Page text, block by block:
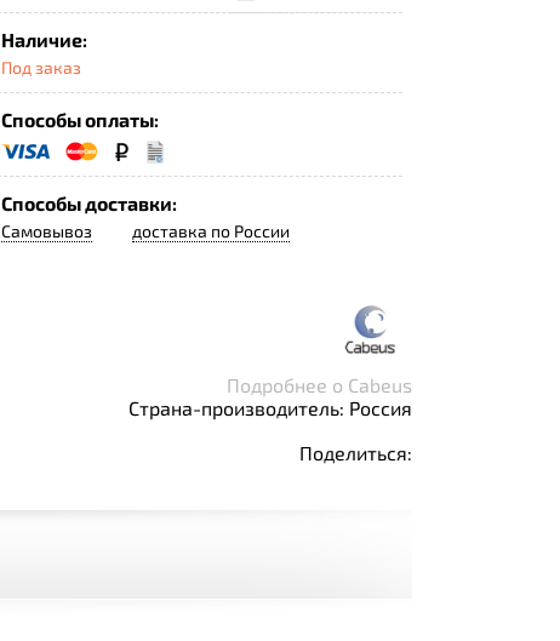
Наличие:
Под заказ
Способы оплаты:
Способы доставки:
Самовывоз доставка по России
Подробнее о Cabeus
Страна-производитель: Россия
Поделиться: